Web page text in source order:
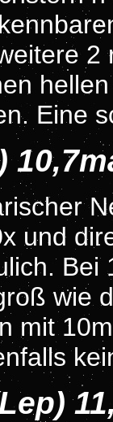
Eine
und
wie
mit